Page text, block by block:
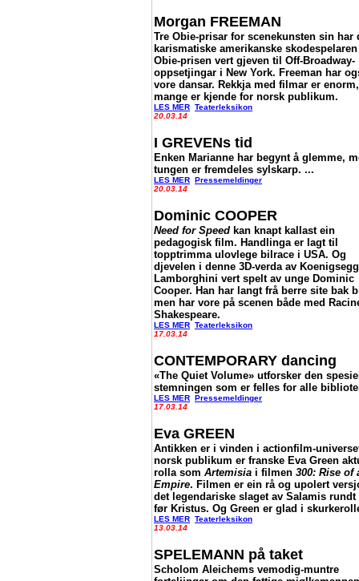
Morgan FREEMAN
Tre Obie-prisar for scenekunsten sin har
karismatiske amerikanske
Obie-prisen vert gjeven til Off-Broadway-
oppsetjingar i New York. Freeman har
vore dansar. Rekkja med filmar er
mange er kjende for norsk publikum.
LES MER Teaterleksikon
20.03.14
I GREVENs tid
Enken Marianne har begynt å glemme,
tungen er fremdeles sylskarp. ...
LES MER Pressemeldinger
20.03.14
Dominic COOPER
Need for Speed kan knapt kallast ein
pedagogisk film. Handlinga er lagt til
topptrimma ulovlege bilrace i USA. Og
djevelen i denne 3D-verda av
Lamborghini vert spelt av unge Dominic
Cooper. Han har langt frå berre site bak
men har vore på scenen både med
Shakespeare.
LES MER Teaterleksikon
17.03.14
CONTEMPORARY dancing
«The Quiet Volume» utforsker den
stemningen som er felles for alle
LES MER Pressemeldinger
17.03.14
Eva GREEN
Antikken er i vinden i actionfilm-
norsk publikum er franske Eva Green
rolla som Artemisia i filmen 300: Rise of
Empire. Filmen er ein rå og upolert
det legendariske slaget av Salamis rundt
før Kristus. Og Green er glad i
LES MER Teaterleksikon
13.03.14
SPELEMANN på taket
Scholom Aleichems vemodig-muntre